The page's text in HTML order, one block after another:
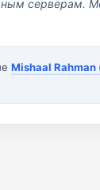
серверам.
Mishaal Rahman